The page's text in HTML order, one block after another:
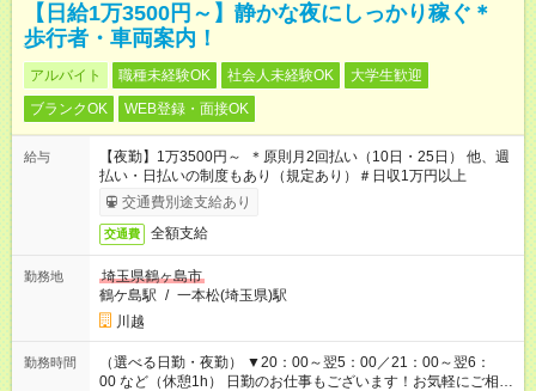
【日給1万3500円～】静かな夜にしっかり稼ぐ＊
歩行者・車両案内！
アルバイト 職種未経験OK 社会人未経験OK
大学生歓迎
ブランクOK
WEB登録・面接OK
給与
【夜勤】1万3500円～ ＊原則月2回払い（10日・25日） 他、週
払い・日払いの制度もあり（規定あり）＃日収1万円以上
交通費別途支給あり
交通費 全額支給
勤務地
埼玉県鶴ヶ島市
鶴ケ島駅 / 一本松(埼玉県)駅
川越
勤務時間
（選べる日勤・夜勤） ▼20：00～翌5：00／21：00～翌6：
00 など（休憩1h） 日勤のお仕事もございます！お気軽にご相談